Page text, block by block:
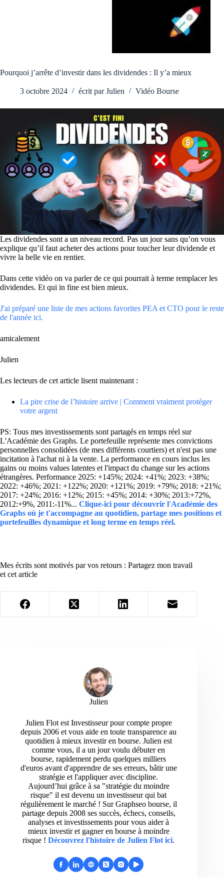
Pourquoi j’arrête d’investir dans les dividendes : Il y’a mieux
3 octobre 2024 écrit par Julien Vidéo Bourse
Les dividendes sont a un niveau record. Pas un jour sans qu’on vous
explique qu’il faut acheter des actions pour toucher leur dividende et
vivre la belle vie en rentier.
Dans cette vidéo on va parler de ce qui pourrait à terme remplacer les
dividendes. Et qui in fine est bien mieux.
J'ai préparé une liste de mes actions favorites PEA et CTO pour le reste
de l'année ici.
amicalement
Julien
Les lecteurs de cet article lisent maintenant :
La pire crise de l’histoire arrive | Comment vraiment protéger
votre argent
PS: Tous mes investissements sont partagés en temps réel sur
L'Académie des Graphs. Le portefeuille représente mes convictions
personnelles consolidées (de mes différents courtiers) et n'est pas une
incitation à l'achat ni à la vente. La performance en cours inclus les
gains ou moins values latentes et l'impact du change sur les actions
étrangères. Performance 2025: +145%; 2024: +41%; 2023: +38%;
2022: +46%; 2021: +122%; 2020: +121%; 2019: +79%; 2018: +21%;
2017: +24%; 2016: +12%; 2015: +45%; 2014: +30%; 2013:+72%,
2012:+9%, 2011:-11%... Clique-ici pour découvrir l'Académie des
Graphs où je t'accompagne au quotidien, partage mes positions et
portefeuilles dynamique et long terme en temps réel.
Mes écrits sont motivés par vos retours : Partagez mon travail
et cet article
Julien
Julien Flot est Investisseur pour compte propre
depuis 2006 et vous aide en toute transparence au
quotidien à mieux investir en bourse. Julien est
comme vous, il a un jour voulu débuter en
bourse, rapidement perdu quelques milliers
d'euros avant d'apprendre de ses erreurs, bâtir une
stratégie et l'appliquer avec discipline.
Aujourd’hui grâce à sa "stratégie du moindre
risque" il est devenu un investisseur qui bat
régulièrement le marché ! Sur Graphseo bourse, il
partage depuis 2008 ses succès, échecs, conseils,
analyses et investissements pour vous aider à
mieux investir et gagner en bourse à moindre
risque ! Découvrez l'histoire de Julien Flot ici.